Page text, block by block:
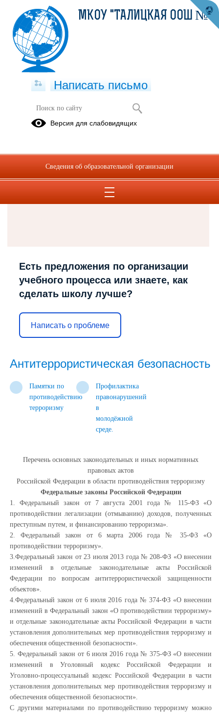
Есть предложения по организации
учебного процесса или знаете, как
сделать школу лучше?
Написать о проблеме
Антитеррористическая безопасность
Памятки по
противодействию
терроризму
Профилактика
правонарушений
в
молодёжной
среде.
Перечень основных законодательных и иных нормативных
правовых актов
Российской Федерации в области противодействия терроризму
Федеральные законы Российской Федерации
1. Федеральный закон от 7 августа 2001 года № 115-ФЗ «О
противодействии легализации (отмыванию) доходов, полученных
преступным путем, и финансированию терроризма».
2. Федеральный закон от 6 марта 2006 года № 35-ФЗ «О
противодействии терроризму».
3.Федеральный закон от 23 июля 2013 года № 208-ФЗ «О внесении
изменений в отдельные законодательные акты Российской
Федерации по вопросам антитеррористической защищенности
объектов».
4.Федеральный закон от 6 июля 2016 года № 374-ФЗ «О внесении
изменений в Федеральный закон «О противодействии терроризму»
и отдельные законодательные акты Российской Федерации в части
установления дополнительных мер противодействия терроризму и
обеспечения общественной безопасности».
5. Федеральный закон от 6 июля 2016 года № 375-ФЗ «О внесении
изменений в Уголовный кодекс Российской Федерации и
Уголовно-процессуальный кодекс Российской Федерации в части
установления дополнительных мер противодействия терроризму и
обеспечения общественной безопасности».
С другими материалами по противодействию терроризму можно
МКОУ "ТАЛИЦКАЯ ООШ №8"
Написать письмо
Версия для слабовидящих
Сведения об образовательной организации